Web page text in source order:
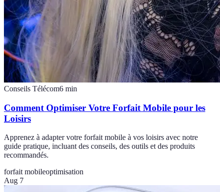
Conseils Télécom6 min
Comment Optimiser Votre Forfait Mobile pour les
Loisirs
Apprenez à adapter votre forfait mobile à vos loisirs avec notre
guide pratique, incluant des conseils, des outils et des produits
recommandés.
forfait mobileoptimisation
Aug 7